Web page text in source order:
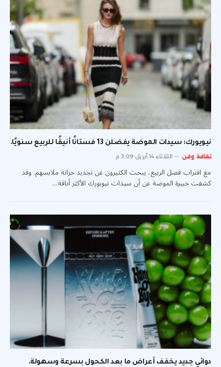
نيويورك: سيدات الموضة يفضلن 13 فستانًا أنيقًا للربيع سنويًا.
ثقافة وفن الثلاثاء 14 أبريل 3:09 م
مع اقتراب فصل الربيع، يبحث الكثيرون عن تجديد خزانة ملابسهم. وقد
كشفت خبيرة الموضة عن أن سيدات نيويورك الأكثر أناقة…
دوائي جديد يخفف أعراض ما بعد الكحول بسرعة وسهولة.